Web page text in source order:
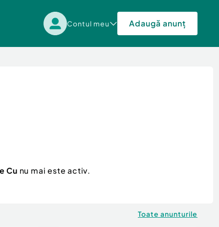
Contul meu Adaugă anunț
Cu nu mai este activ.
Toate anunturile